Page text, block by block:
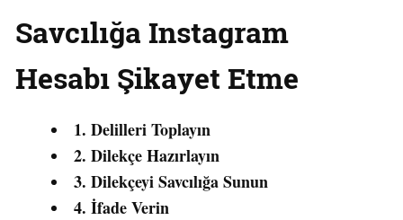
Savcılığa Instagram
Hesabı ŞikayetEtme
1. Delilleri Toplayın
2. Dilekçe Hazırlayın
3. Dilekçeyi Savcılığa Sunun
4. İfade Verin